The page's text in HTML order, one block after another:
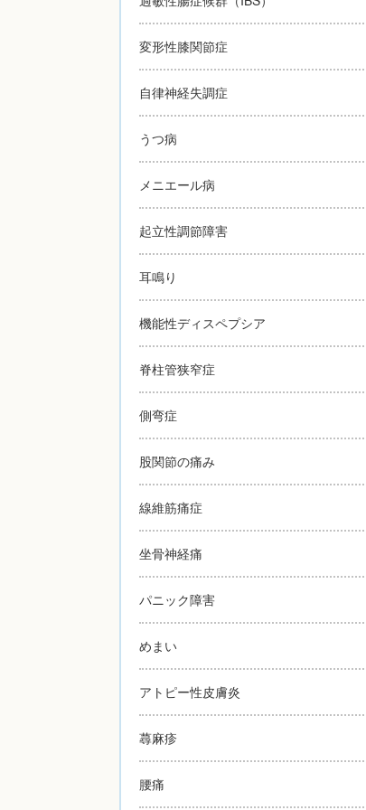
変形性膝関節症
自律神経失調症
うつ病
メニエール病
起立性調節障害
耳鳴り
機能性ディスペプシア
脊柱管狭窄症
側弯症
股関節の痛み
線維筋痛症
坐骨神経痛
パニック障害
めまい
アトピー性皮膚炎
蕁麻疹
腰痛